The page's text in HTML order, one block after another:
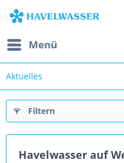
Menü
Aktuelles
Filtern
Havelwasser auf